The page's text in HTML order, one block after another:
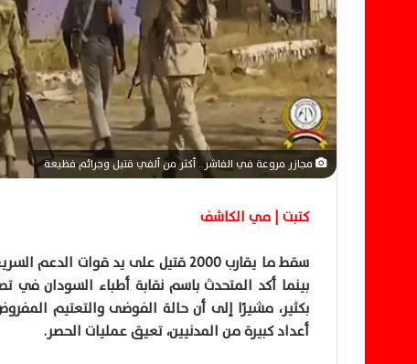
ر
و
ن
ي
ا
مجازر مروعة في الفاشر.. أكثر من ألفي قتيل وجرائم فظيعة
كتبت | مي الكاشف
سقط ما يقارب 2000 قتيل على يد قوات الدعم السريع في
بينما أكد المتحدث باسم نقابة أطباء السودان في
بكثير، مشيرًا إلى أن حالة الفوضى والتعتيم
أعداد كبيرة من المدنيين، تعيق عمليات الحصر.